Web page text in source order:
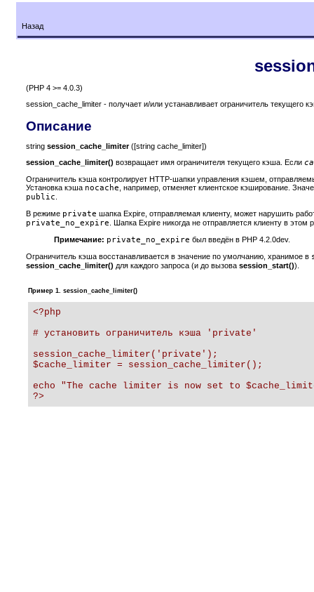
Назад
(PHP 4 >= 4.0.3)
session_cache_limiter - получает и/или устанавливает ограничитель текущего
Описание
string session_cache_limiter([string cache_limiter])
session_cache_limiter() возвращает имя ограничителя текущего кэша. Если
Ограничитель кэша контролирует HTTP-шапки управления кэшем,
Установка кэша nocache, например, отменяет клиентское кэширование.
public.
В режиме private шапка Expire, отправляемая клиенту, может нарушить
private_no_expire. Шапка Expire никогда не отправляется клиенту в этом
Примечание: private_no_expire был введён в PHP 4.2.0dev.
Ограничитель кэша восстанавливается в значение по умолчанию, хранимое в
session_cache_limiter() для каждого запроса (и до вызова session_start()).
Пример 1. session_cache_limiter()
<?php
# установить ограничитель кэша 'private'
session_cache_limiter('private');
$cache_limiter = session_cache_limiter();
echo "The cache limiter is now set to
?>